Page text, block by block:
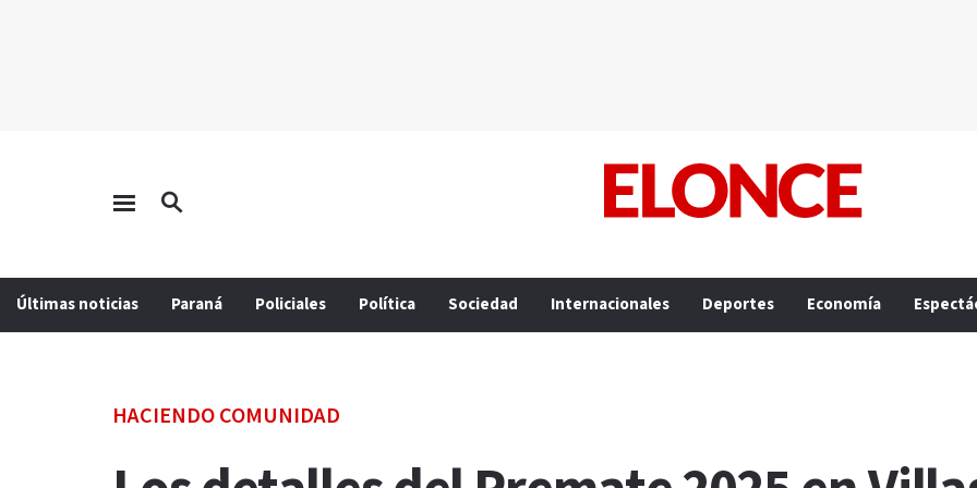
Últimas noticias Paraná Policiales Política Sociedad Internacionales Deportes Economía
HACIENDO COMUNIDAD